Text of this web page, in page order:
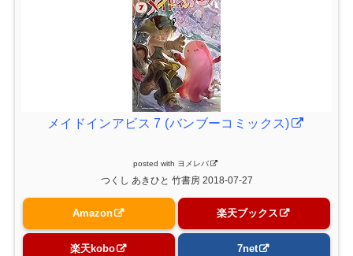
メイドインアビス 7 (バンブーコミックス)
posted with ヨメレバ
つくし あきひと 竹書房 2018-07-27
Amazon 楽天ブックス
楽天kobo 7net